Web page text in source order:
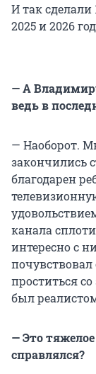
И так
2025 и 2026
— А
ведь в
— Наоборот.
закончились
благодарен
канала
интересно с
проститься
был
— Это
справлялся?